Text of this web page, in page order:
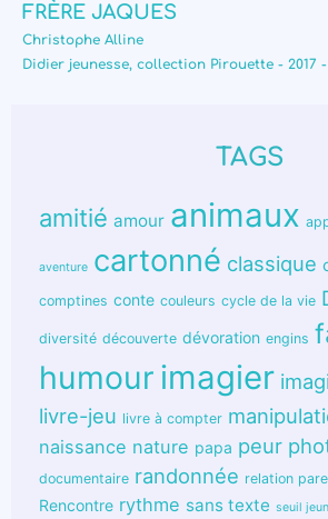
FRÈRE JAQUES
Christophe Alline
Didier jeunesse, collection Pirouette - 2017 -
TAGS
amitié amour animaux
aventure cartonné classique
comptines conte couleurs cycle de la vie
diversité découverte dévoration engins
humour imagier
livre-jeu livre à compter
naissance nature papa peur
documentaire randonnée relation
Rencontre rythme sans texte seuil